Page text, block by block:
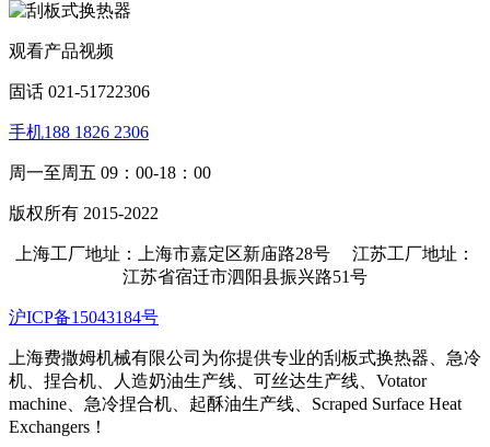
观看产品视频
固话 021-51722306
手机188 1826 2306
周一至周五 09：00-18：00
版权所有 2015-2022
上海工厂地址：上海市嘉定区新庙路28号 江苏工厂地址：
江苏省宿迁市泗阳县振兴路51号
沪ICP备15043184号
上海费撒姆机械有限公司为你提供专业的刮板式换热器、急冷
机、捏合机、人造奶油生产线、可丝达生产线、Votator
machine、急冷捏合机、起酥油生产线、Scraped Surface Heat
Exchangers！